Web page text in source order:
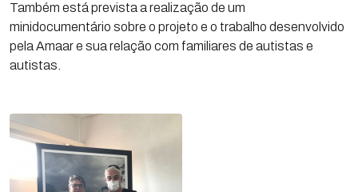
Também está prevista a realização de um
minidocumentário sobre o projeto e o trabalho desenvolvido
pela Amaar e sua relação com familiares de autistas e
autistas.